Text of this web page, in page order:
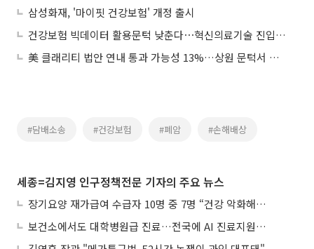
삼성화재, '마이핏 건강보험' 개정 출시
건강보험 빅데이터 활용문턱 낮춘다⋯혁신의료기술 진입장벽도 개선
美 클래리티 법안 연내 통과 가능성 13%…상원 문턱서 제동
#담배소송 #건강보험 #폐암 #손해배상
세종=김지영 인구정책전문 기자의 주요 뉴스
장기요양 재가급여 수급자 10명 중 7명 “건강 악화해도 집에서”
보건소에서도 대학병원급 진료…전국에 AI 진료지원도구 보급